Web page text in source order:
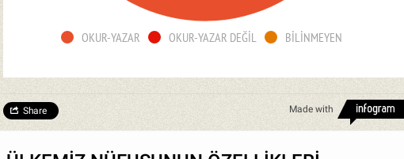
OKUR-YAZAR OKUR-YAZAR DEĞİL BİLİNMEYEN
Made with
Share